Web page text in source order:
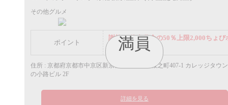
満員
その他グルメ
ポイント
謝礼： 飲食代金の50％上限2,000ちょび
イント
住所 : 京都府京都市中京区新京極通三条下ル桜之町407-1 カレッジタウ
の小路ビル 2F
詳細を見る